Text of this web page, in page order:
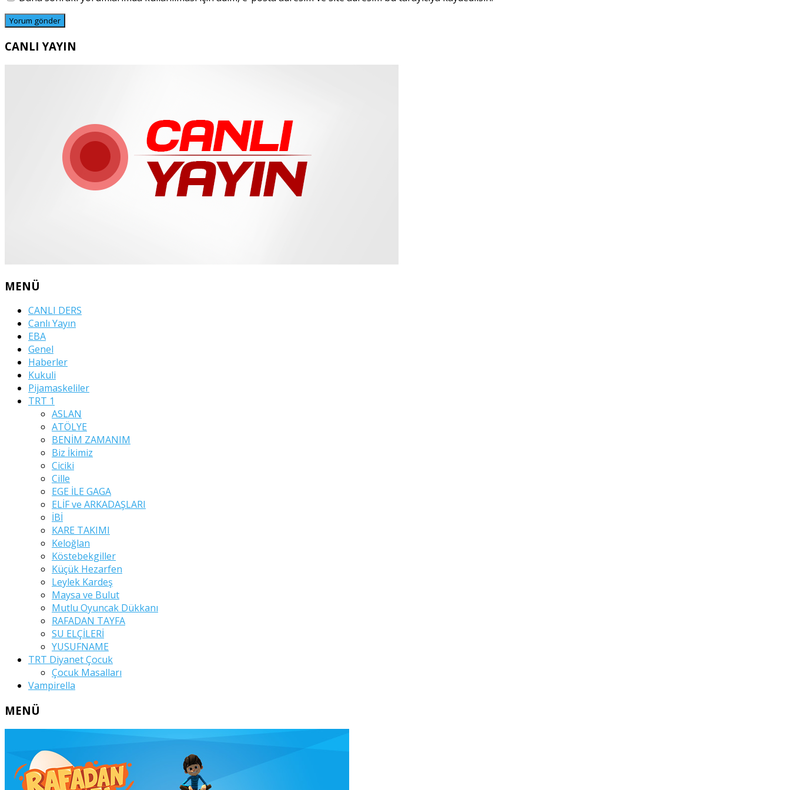
CANLI YAYIN
MENÜ
CANLI DERS
Canlı Yayın
EBA
Genel
Haberler
Kukuli
Pijamaskeliler
TRT 1
ASLAN
ATÖLYE
BENİM ZAMANIM
Biz İkimiz
Ciciki
Cille
EGE İLE GAGA
ELİF ve ARKADAŞLARI
İBİ
KARE TAKIMI
Keloğlan
Köstebekgiller
Küçük Hezarfen
Leylek Kardeş
Maysa ve Bulut
Mutlu Oyuncak Dükkanı
RAFADAN TAYFA
SU ELÇİLERİ
YUSUFNAME
TRT Diyanet Çocuk
Çocuk Masalları
Vampirella
MENÜ